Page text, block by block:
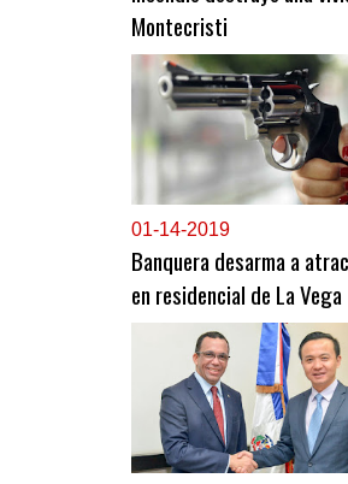
Montecristi
01-14-2019
Banquera desarma a
en residencial de La Vega